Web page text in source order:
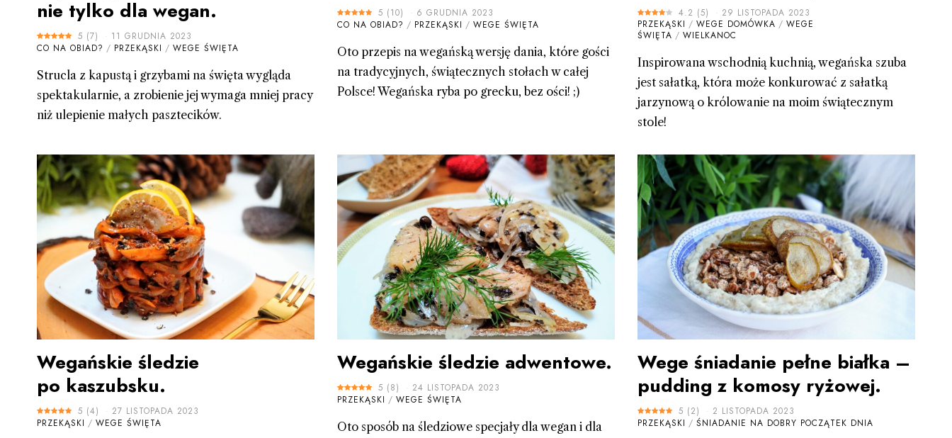
nie tylko dla wegan.
5 (7)
11 GRUDNIA 2023
CO NA OBIAD? / PRZEKĄSKI / WEGE ŚWIĘTA
Strucla z kapustą i grzybami na święta wygląda
spektakularnie, a zrobienie jej wymaga mniej pracy
niż ulepienie małych pasztecików.
5 (10)
6 GRUDNIA 2023
CO NA OBIAD? / PRZEKĄSKI / WEGE ŚWIĘTA
Oto przepis na wegańską wersję dania, które gości
na tradycyjnych, świątecznych stołach w całej
Polsce! Wegańska ryba po grecku, bez ości! ;)
4.2 (5)
29 LISTOPADA 2023
PRZEKĄSKI / WEGE DOMÓWKA / WEGE
ŚWIĘTA / WIELKANOC
Inspirowana wschodnią kuchnią, wegańska szuba
jest sałatką, która może konkurować z sałatką
jarzynową o królowanie na moim świątecznym
stole!
Wegańskie śledzie
po kaszubsku.
5 (4)
27 LISTOPADA 2023
PRZEKĄSKI / WEGE ŚWIĘTA
Wegańskie śledzie adwentowe.
5 (8)
24 LISTOPADA 2023
PRZEKĄSKI / WEGE ŚWIĘTA
Oto sposób na śledziowe specjały dla wegan i dla
Wege śniadanie pełne białka –
pudding z komosy ryżowej.
5 (2)
2 LISTOPADA 2023
PRZEKĄSKI / ŚNIADANIE NA DOBRY POCZĄTEK DNIA